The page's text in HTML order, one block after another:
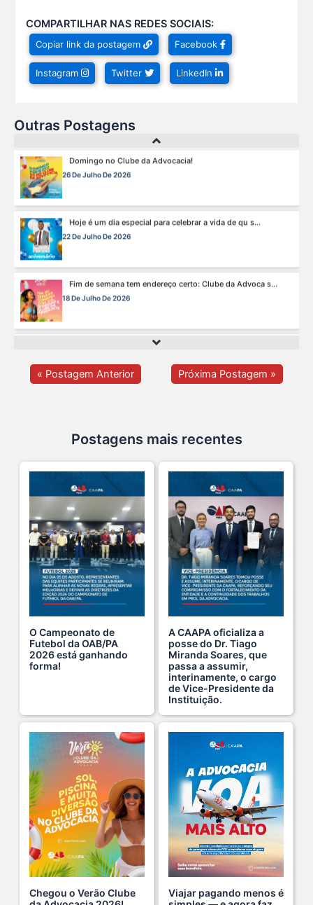
COMPARTILHAR NAS REDES SOCIAIS:
Copiar link da postagem Facebook
Instagram Twitter LinkedIn
Outras Postagens
Viajar pagando menos é simples — e agora faz pa s...
1 De Agosto De 2026
Hoje é um dia especial para celebrar a vida de qu s...
22 De Julho De 2026
Fim de semana tem endereço certo: Clube da Advoca s...
18 De Julho De 2026
A saúde da mulher merece atenção especial em to s...
17 De Julho De 2026
Na manhã de ontem, 14/07, o diretor de saúde da s...
O domingo perfeito tem endereço certo: Clube da A s...
12 De Julho De 2026
O verão chegou, e o Clube da Advocacia está de p s...
10 De Julho De 2026
Ganhar tempo, automatizar tarefas e aumentar a pro s...
7 De Julho De 2026
Viajar pagando menos é simples — e agora faz pa s...
Domingo no Clube da Advocacia!
26 De Julho De 2026
Hoje é um dia especial para celebrar a vida de qu s...
22 De Julho De 2026
Fim de semana tem endereço certo: Clube da Advoca s...
18 De Julho De 2026
A saúde da mulher merece atenção especial em to s...
« Postagem Anterior Próxima Postagem »
Postagens mais recentes
O Campeonato de
Futebol da OAB/PA
2026 está ganhando
forma!
A CAAPA oficializa a
posse do Dr. Tiago
Miranda Soares, que
passa a assumir,
interinamente, o cargo
de Vice-Presidente da
Instituição.
Chegou o Verão Clube
Viajar pagando menos é